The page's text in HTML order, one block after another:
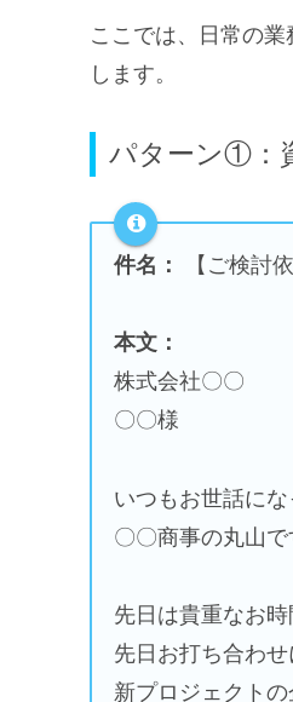
ここでは、日常の
します。
パターン①：
件名： 【ご検討
本文：
株式会社〇〇
〇〇様
いつもお世話にな
〇〇商事の丸山で
先日は貴重なお
先日お打ち合わせ
新プロジェクトの